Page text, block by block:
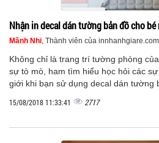
Nhận in decal dán tường bản đồ cho
Mãnh Nhi, Thành viên của innhanhgiare.com
Không chỉ là trang trí tường phòng
sự tò mò, ham tìm hiểu học hỏi các
giới khi bạn sử dụng decal dán tường
15/08/2018 11:33:41 2717